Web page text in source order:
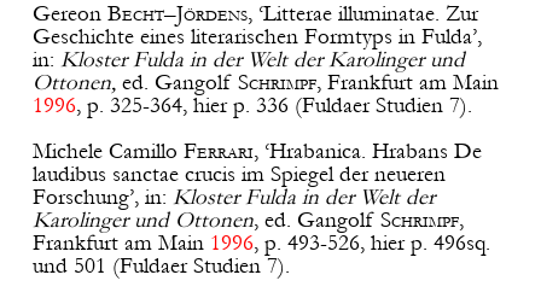
Gereon Becht–Jördens, ‘Litterae illuminatae. Zur
Geschichte eines literarischen Formtyps in Fulda’,
in: Kloster Fulda in der Welt der Karolinger und
Ottonen, ed. Gangolf Schrimpf, Frankfurt am Main
1996, p. 325-364, hier p. 336 (Fuldaer Studien 7).
Michele Camillo Ferrari, ‘Hrabanica. Hrabans De
laudibus sanctae crucis im Spiegel der neueren
Forschung’, in: Kloster Fulda in der Welt der
Karolinger und Ottonen, ed. Gangolf Schrimpf,
Frankfurt am Main 1996, p. 493-526, hier p. 496sq.
und 501 (Fuldaer Studien 7).